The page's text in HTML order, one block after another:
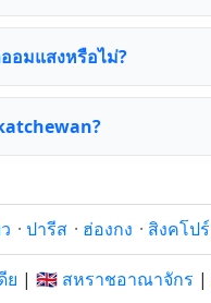
อมแสงหรือไม่?
· ปารีส · ฮ่องกง · สิงคโปร์
ย | 🇬🇧 สหราชอาณาจักร |